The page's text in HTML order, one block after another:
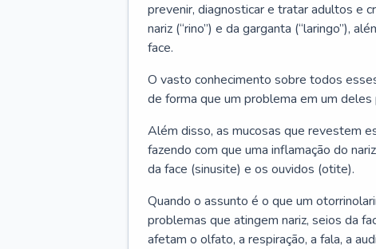
prevenir, diagnosticar e tratar adultos e
nariz (“rino”) e da garganta (“laringo”),
face.
O vasto conhecimento sobre todos
de forma que um problema em um
Além disso, as mucosas que revestem
fazendo com que uma inflamação do
da face (sinusite) e os ouvidos (otite).
Quando o assunto é o que um
problemas que atingem nariz, seios da
afetam o olfato, a respiração, a fala, a